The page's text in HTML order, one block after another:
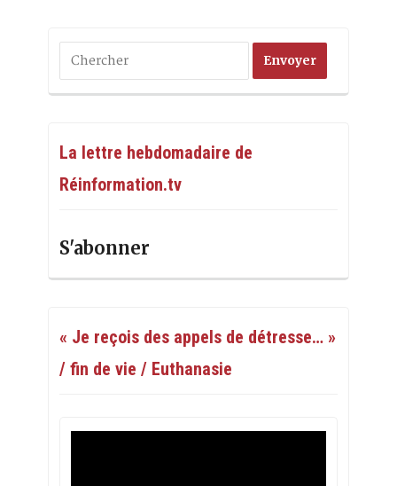
La lettre hebdomadaire de
Réinformation.tv
S'abonner
« Je reçois des appels de détresse… »
/ fin de vie / Euthanasie